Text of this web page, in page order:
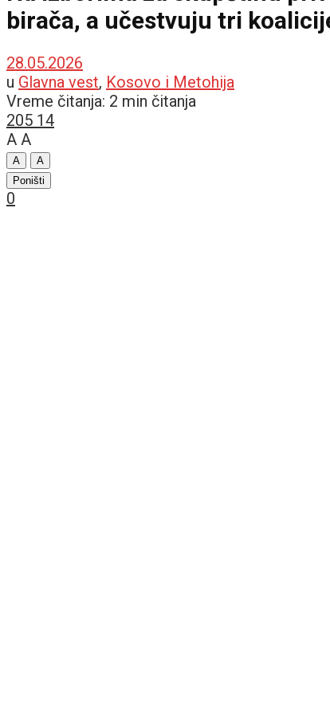
birača, a učestvuju tri
28.05.2026
u Glavna vest, Kosovo i Metohija
Vreme čitanja: 2 min čitanja
205 14
A A
A
A
Poništi
0